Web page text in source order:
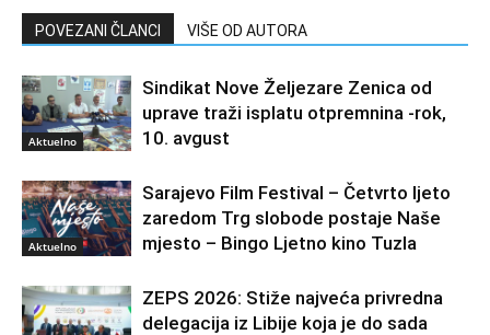
POVEZANI ČLANCI VIŠE OD AUTORA
Aktuelno
Sindikat Nove Željezare Zenica od
uprave traži isplatu otpremnina -rok,
10. avgust
Aktuelno
Sarajevo Film Festival – Četvrto ljeto
zaredom Trg slobode postaje Naše
mjesto – Bingo Ljetno kino Tuzla
ZEPS 2026: Stiže najveća privredna
delegacija iz Libije koja je do sada